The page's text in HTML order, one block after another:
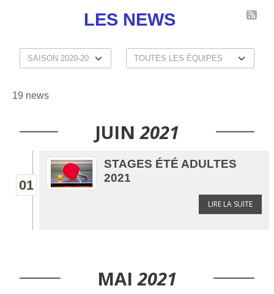
LES NEWS
19 news
JUIN 2021
01
STAGES ÉTÉ ADULTES
2021
LIRE LA SUITE
MAI 2021